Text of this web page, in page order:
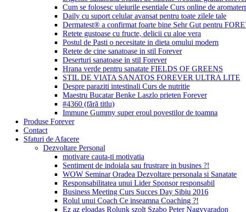
Cum se folosesc uleiurile esentiale Curs online de
Daily cu suport celular avansat pentru toate zilele tale
Dermatest® a confirmat foarte bine Sehr Gut pentru
Retete gustoase cu fructe, delicii cu aloe vera
Postul de Pasti o necesitate in dieta omului modern
Retete de cine sanatoase in stil Forever
Deserturi sanatoase in stil Forever
Hrana verde pentru sanatate FIELDS OF GREENS
STIL DE VIATA SANATOS FOREVER ULTRA LITE
Despre paraziti intestinali Curs de nutritie
Maestru Bucatar Benke Laszlo prieten Forever
#4360 (fără titlu)
Immune Gummy super eroul povestilor de toamna
Produse Forever
Contact
Sfaturi de Afacere
Dezvoltare Personal
motivare cauta-ti motivatia
Sentiment de indoiala sau frustrare in busines ?!
WOW Seminar Oradea Dezvoltare personala si Sanatate
Responsabilitatea unui Lider Sponsor responsabil
Business Meeting Curs Succes Day Sibiu 2016
Rolul unui Coach Ce inseamna Coaching ?!
Ez az eloadas Rolunk szolt Szabo Peter Nagyvaradon